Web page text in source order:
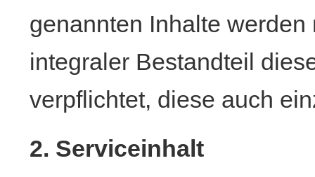
genannten Inhalte
integraler Bestandteil
verpflichtet, diese auch
2. Serviceinhalt